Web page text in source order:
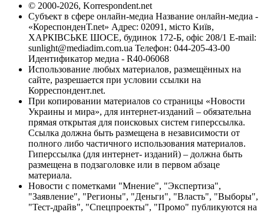
© 2000-2026, Korrespondent.net
Субъект в сфере онлайн-медиа Название онлайн-медиа -
«КореспонденТ.net» Адрес: 02091, місто Київ,
ХАРКІВСЬКЕ ШОСЕ, будинок 172-Б, офіс 208/1 E-mail:
sunlight@mediadim.com.ua Телефон: 044-205-43-00
Идентификатор медиа - R40-06068
Использование любых материалов, размещённых на
сайте, разрешается при условии ссылки на
Корреспондент.net.
При копировании материалов со страницы «Новости
Украины и мира», для интернет-изданий – обязательна
прямая открытая для поисковых систем гиперссылка.
Ссылка должна быть размещена в независимости от
полного либо частичного использования материалов.
Гиперссылка (для интернет- изданий) – должна быть
размещена в подзаголовке или в первом абзаце
материала.
Новости с пометками "Мнение", "Экспертиза",
"Заявление", "Регионы", "Деньги", "Власть", "Выборы",
"Тест-драйв", "Спецпроекты", "Промо" публикуются на